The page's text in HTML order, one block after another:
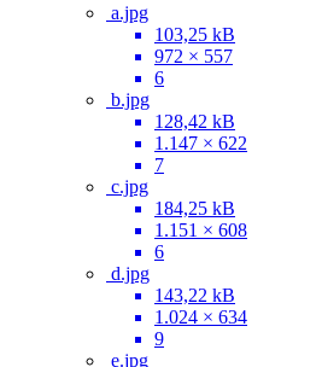
a.jpg
103,25 kB
972 × 557
6
b.jpg
128,42 kB
1.147 × 622
7
c.jpg
184,25 kB
1.151 × 608
6
d.jpg
143,22 kB
1.024 × 634
9
e.jpg